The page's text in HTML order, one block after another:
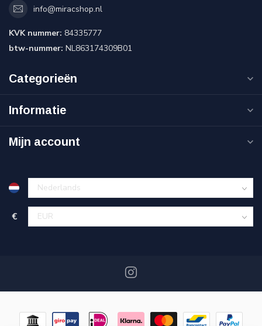
info@miracshop.nl
KVK nummer: 84335777
btw-nummer: NL863174309B01
Categorieën
Informatie
Mijn account
€